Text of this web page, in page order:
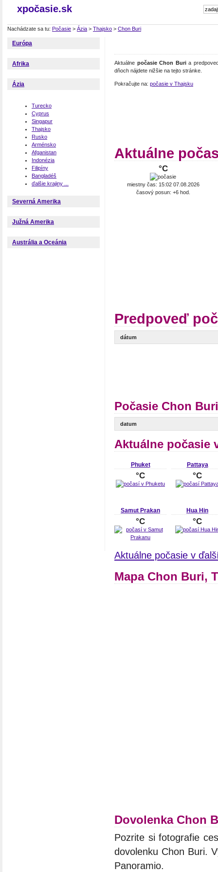
xpočasie.sk
Nachádzate sa tu: Počasie > Ázia > Thajsko > Chon Buri
Európa
Afrika
Ázia
Turecko
Cyprus
Singapur
Thajsko
Rusko
Arménsko
Afganistan
Indonézia
Filipíny
Bangladéš
ďalšie krajiny ...
Severná Amerika
Južná Amerika
Austrália a Oceánia
Aktuálne počasie Chon Buria
dňoch nájdete nižšie na tejto stránke.
Pokračujte na: počasie v Thajsku
Aktuálne
°C
miestny čas: 15:02 07.08.2026
časový posun: +6 hod.
Predpoveď
dátum
Počasie Chon
datum
Aktuálne počasie
Phuket
°C
Pattaya
°C
Samut Prakan
°C
Hua Hin
°C
Aktuálne počasie v
Mapa Chon Buri,
Dovolenka Chon
Pozrite si fotografie
dovolenku Chon Buri.
Panoramio.